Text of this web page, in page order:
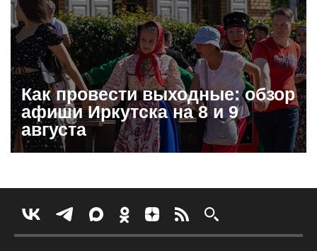
Как провести выходные: обзор
афиши Иркутска на 8 и 9
августа